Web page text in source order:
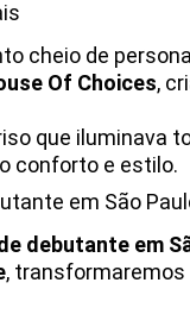
cheio de
Of Choices,
que iluminava
conforto e estilo.
em São
debutante em
, transformaremos